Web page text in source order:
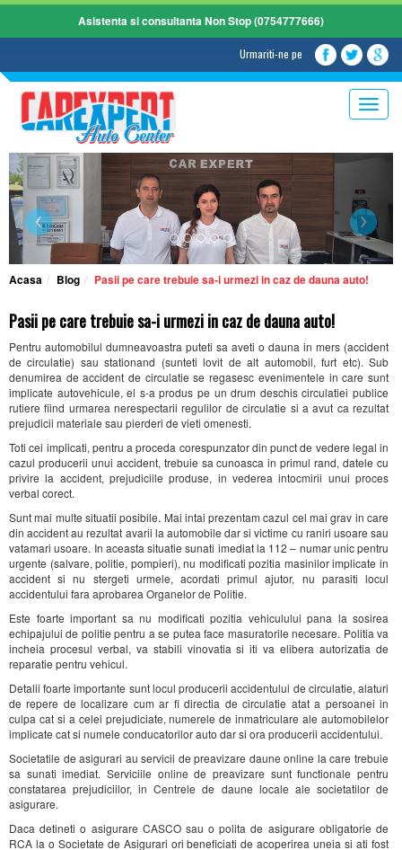
Asistenta si consultanta Non Stop (0754777666)
Urmariti-ne pe
Toggle
Acasa Blog Pasii pe care trebuie sa-i urmezi in caz de dauna auto!
Pasii pe care trebuie sa-i urmezi in caz de dauna auto!
Pentru automobilul dumneavoastra puteti sa aveti o dauna in mers (accident
de circulatie) sau stationand (sunteti lovit de alt automobil, furt etc). Sub
denumirea de accident de circulatie se regasesc evenimentele in care sunt
implicate autovehicule, el s-a produs pe un drum deschis circulatiei publice
rutiere fiind urmarea nerespectarii regulilor de circulatie si a avut ca rezultat
prejudicii materiale sau pierderi de vieti omenesti.
Toti cei implicati, pentru a proceda corespunzator din punct de vedere legal in
cazul producerii unui accident, trebuie sa cunoasca in primul rand, datele cu
privire la accident, prejudiciile produse, in vederea intocmirii unui proces
verbal corect.
Sunt mai multe situatii posibile. Mai intai prezentam cazul cel mai grav in care
din accident au rezultat avarii la automobile dar si victime cu raniri usoare sau
vatamari usoare. In aceasta situatie sunati imediat la 112 – numar unic pentru
urgente (salvare, politie, pompieri), nu modificati pozitia masinilor implicate in
accident si nu stergeti urmele, acordati primul ajutor, nu parasiti locul
accidentului fara aprobarea Organelor de Politie.
Este foarte important sa nu modificati pozitia vehiculului pana la sosirea
echipajului de politie pentru a se putea face masuratorile necesare. Politia va
incheia procesul verbal, va stabili vinovatia si iti va elibera autorizatia de
reparatie pentru vehicul.
Detalii foarte importante sunt locul producerii accidentului de circulatie, alaturi
de repere de localizare cum ar fi directia de circulatie atat a persoanei in
culpa cat si a celei prejudiciate, numerele de inmatriculare ale automobilelor
implicate cat si numele conducatorilor auto dar si ora producerii accidentului.
Societatile de asigurari au servicii de preavizare daune online la care trebuie
sa sunati imediat. Serviciile online de preavizare sunt functionale pentru
constatarea prejudiciilor, in Centrele de daune locale ale societatilor de
asigurare.
Daca detineti o asigurare CASCO sau o polita de asigurare obligatorie de
RCA la o Societate de Asigurari ori beneficiati de acoperirea uneia si ati fost